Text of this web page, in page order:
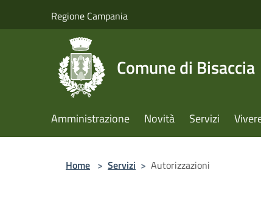
Regione Campania
Comune di Bisaccia
Amministrazione Novità Servizi
Home > Servizi > Autorizzazioni